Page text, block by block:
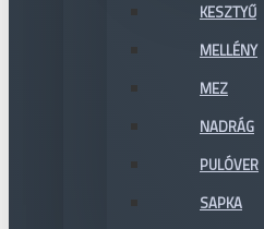
KESZTYŰ
MELLÉNY
MEZ
NADRÁG
PULÓVER
SAPKA